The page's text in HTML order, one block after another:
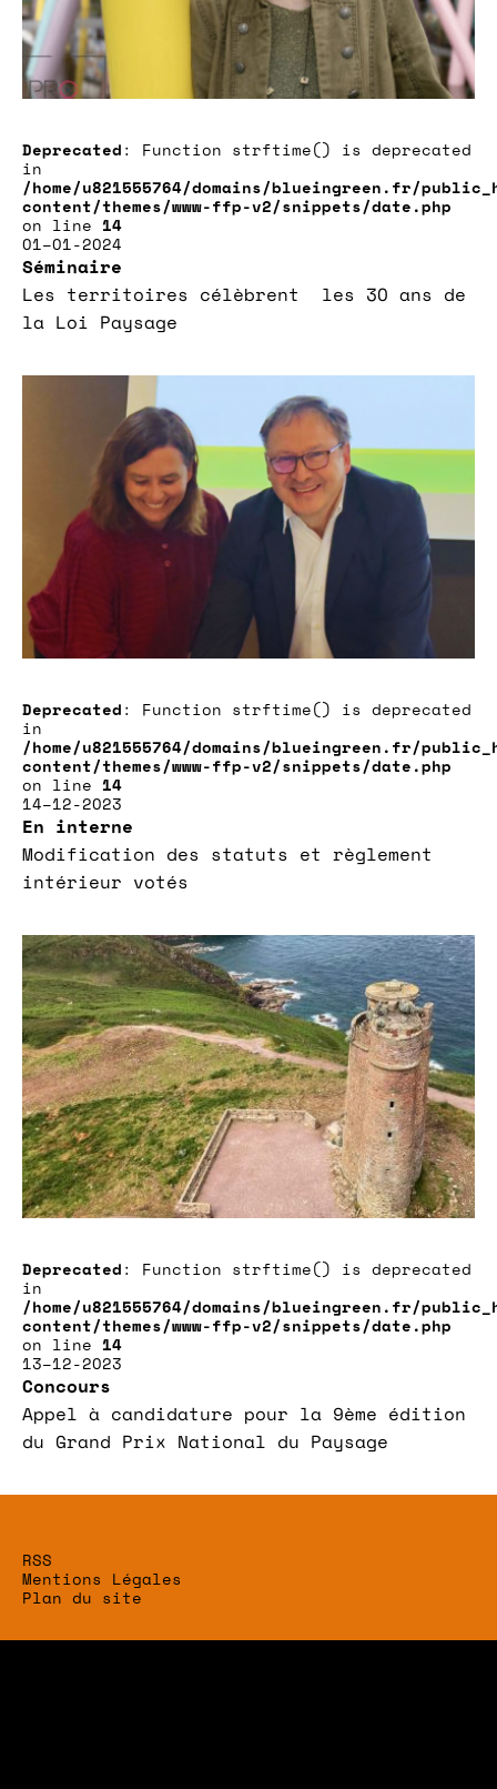
Deprecated: Function strftime() is deprecated
in
/home/u821555764/domains/blueingreen.fr/
content/themes/www-ffp-v2/snippets/date.php
on line 14
01–01-2024
Séminaire
Les territoires célèbrent les 30 ans de
la Loi Paysage
Deprecated: Function strftime() is deprecated
in
/home/u821555764/domains/blueingreen.fr/
content/themes/www-ffp-v2/snippets/date.php
on line 14
14–12-2023
En interne
Modification des statuts et règlement
intérieur votés
Deprecated: Function strftime() is deprecated
in
/home/u821555764/domains/blueingreen.fr/
content/themes/www-ffp-v2/snippets/date.php
on line 14
13–12-2023
Concours
Appel à candidature pour la 9ème édition
du Grand Prix National du Paysage
RSS
Mentions Légales
Plan du site